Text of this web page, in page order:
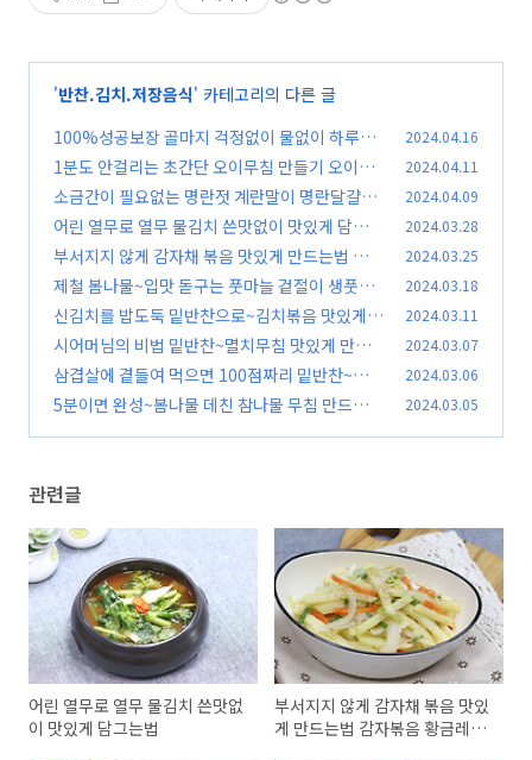
'반찬.김치.저장음식' 카테고리의 다른 글
100%성공보장 골마지 걱정없이 물없이 하루만
에 오이지 담그는법 (43)
2024.04.16
1분도 안걸리는 초간단 오이무침 만들기 오이된
장무침 레시피
(49)
2024.04.11
소금간이 필요없는 명란젓 계란말이 명란달걀말
이 만드는법
(46)
2024.04.09
어린 열무로 열무 물김치 쓴맛없이 맛있게 담그는
법
(60)
2024.03.28
부서지지 않게 감자채 볶음 맛있게 만드는법 감자
볶음 황금레시피 (69)
2024.03.25
제철 봄나물~입맛 돋구는 풋마늘 겉절이 생풋마
늘 무침 만드는방법
(80)
2024.03.18
신김치를 밥도둑 밑반찬으로~김치볶음 맛있게
만드는법#볶음김치
(88)
2024.03.11
시어머님의 비법 밑반찬~멸치무침 맛있게 만드
는 법
(76)
2024.03.07
삼겹살에 곁들여 먹으면 100점짜리 밑반찬~새송
이버섯장아찌 만들기
(71)
2024.03.06
5분이면 완성~봄나물 데친 참나물 무침 만드는법 2024.03.05
관련글
어린 열무로 열무 물김치 쓴맛없
이 맛있게 담그는법
부서지지 않게 감자채 볶음 맛있
게 만드는법 감자볶음 황금레시